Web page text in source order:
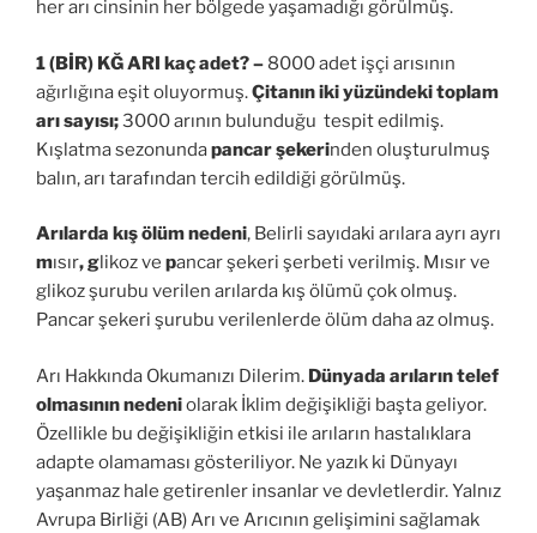
her arı cinsinin her bölgede yaşamadığı görülmüş.
1 (BİR) KĞ ARI kaç adet? – 8000 adet işçi arısının
ağırlığına eşit oluyormuş.Çitanın iki yüzündeki toplam
arı sayısı;3000 arının bulunduğu tespit edilmiş.
Kışlatma sezonundapancar şekerinden oluşturulmuş
balın, arı tarafından tercih edildiği görülmüş.
Arılarda kış ölüm nedeni, Belirli sayıdaki arılara ayrı ayrı
mısır, glikoz ve pancar şekeri şerbeti verilmiş. Mısır ve
glikoz şurubu verilen arılarda kış ölümü çok olmuş.
Pancar şekeri şurubu verilenlerde ölüm daha az olmuş.
Arı Hakkında Okumanızı Dilerim. Dünyada arıların telef
olmasının nedeniolarak İklim değişikliği başta geliyor.
Özellikle bu değişikliğin etkisi ile arıların hastalıklara
adapte olamaması gösteriliyor. Ne yazık ki Dünyayı
yaşanmaz hale getirenler insanlar ve devletlerdir. Yalnız
Avrupa Birliği (AB) Arı ve Arıcının gelişimini sağlamak